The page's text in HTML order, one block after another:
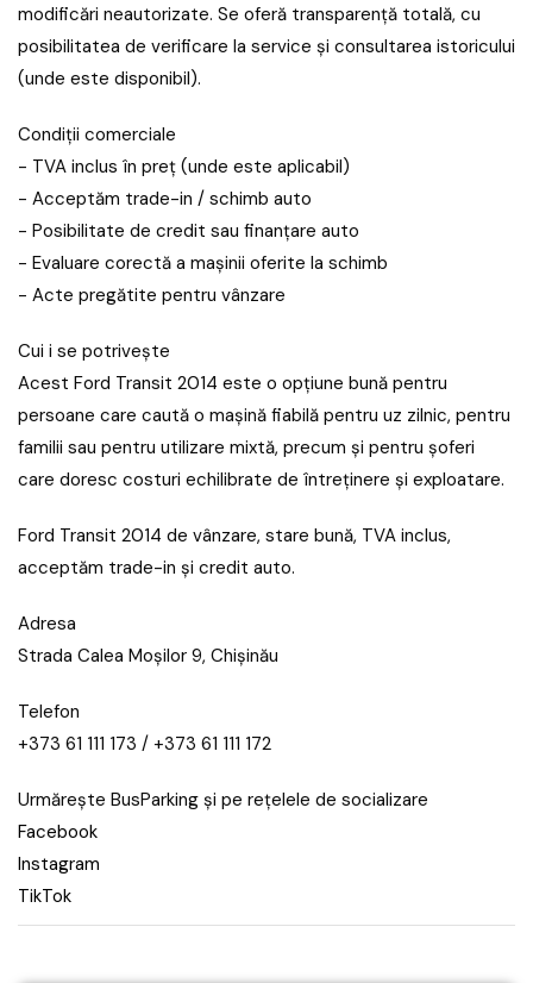
modificări neautorizate. Se oferă transparență totală, cu
posibilitatea de verificare la service și consultarea istoricului
(unde este disponibil).
Condiții comerciale
- TVA inclus în preț (unde este aplicabil)
- Acceptăm trade-in / schimb auto
- Posibilitate de credit sau finanțare auto
- Evaluare corectă a mașinii oferite la schimb
- Acte pregătite pentru vânzare
Cui i se potrivește
Acest Ford Transit 2014 este o opțiune bună pentru
persoane care caută o mașină fiabilă pentru uz zilnic, pentru
familii sau pentru utilizare mixtă, precum și pentru șoferi
care doresc costuri echilibrate de întreținere și exploatare.
Ford Transit 2014 de vânzare, stare bună, TVA inclus,
acceptăm trade-in și credit auto.
Adresa
Strada Calea Moşilor 9, Chișinău
Telefon
+373 61 111 173 / +373 61 111 172
Urmărește BusParking și pe rețelele de socializare
Facebook
Instagram
TikTok